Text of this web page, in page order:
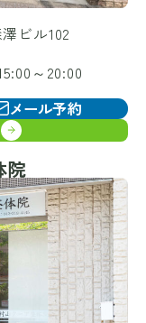
ビル102
～20:00
メール予約
院